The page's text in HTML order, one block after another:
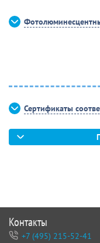
Сертификаты
Контакты
+7 (495) 215-52-41